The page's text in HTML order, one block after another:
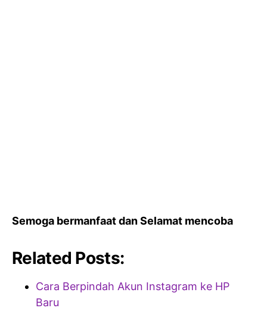
Semoga bermanfaat dan Selamat mencoba
Related Posts:
Cara Berpindah Akun Instagram ke HP
Baru